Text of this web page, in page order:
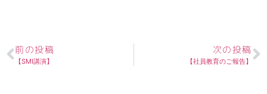
前の投稿
【SMI講演】
次の投稿
【社員教育のご報告】